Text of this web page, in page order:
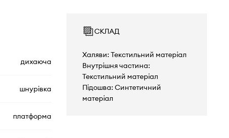
дихаюча
шнурівка
платформа
СКЛАД
Халяви: Текстильний матеріал
Внутрішня частина:
Текстильний матеріал
Підошва: Синтетичний
матеріал